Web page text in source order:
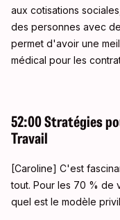
aux cotisations
des personnes avec
permet d'avoir une
médical pour les
52:00 Stratégies
Travail
[Caroline] C'est
tout. Pour les 70 % de
quel est le modèle